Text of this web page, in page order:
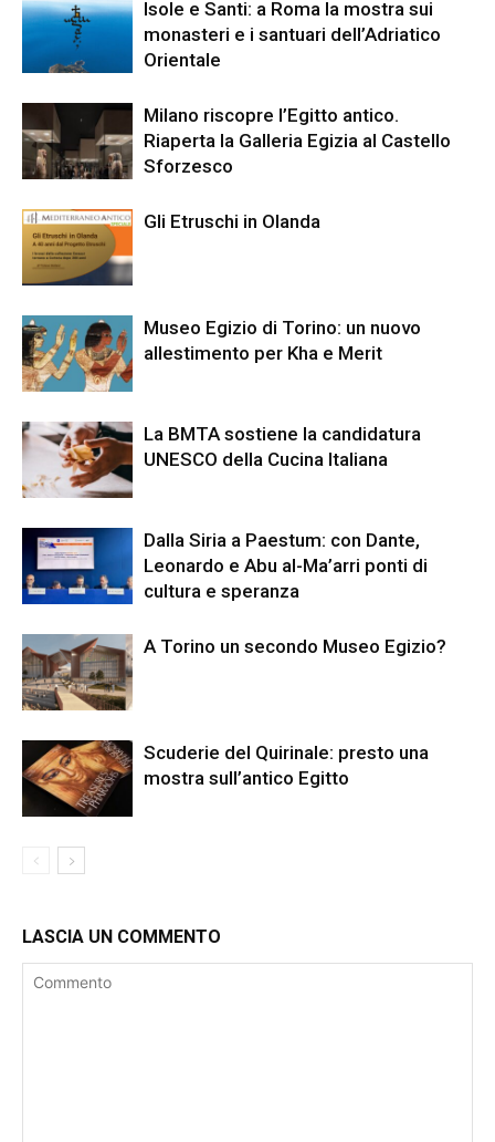
Isole e Santi: a Roma la mostra sui
monasteri e i santuari dell’Adriatico
Orientale
Milano riscopre l’Egitto antico.
Riaperta la Galleria Egizia al Castello
Sforzesco
Gli Etruschi in Olanda
Museo Egizio di Torino: un nuovo
allestimento per Kha e Merit
La BMTA sostiene la candidatura
UNESCO della Cucina Italiana
Dalla Siria a Paestum: con Dante,
Leonardo e Abu al-Ma’arri ponti di
cultura e speranza
A Torino un secondo Museo Egizio?
Scuderie del Quirinale: presto una
mostra sull’antico Egitto
LASCIA UN COMMENTO